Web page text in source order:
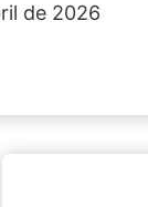
de 2026